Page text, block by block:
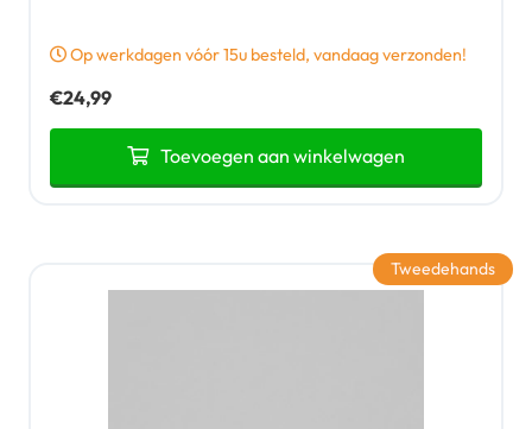
Op werkdagen vóór 15u besteld, vandaag verzonden!
€24,99
Toevoegen aan winkelwagen
Tweedehands